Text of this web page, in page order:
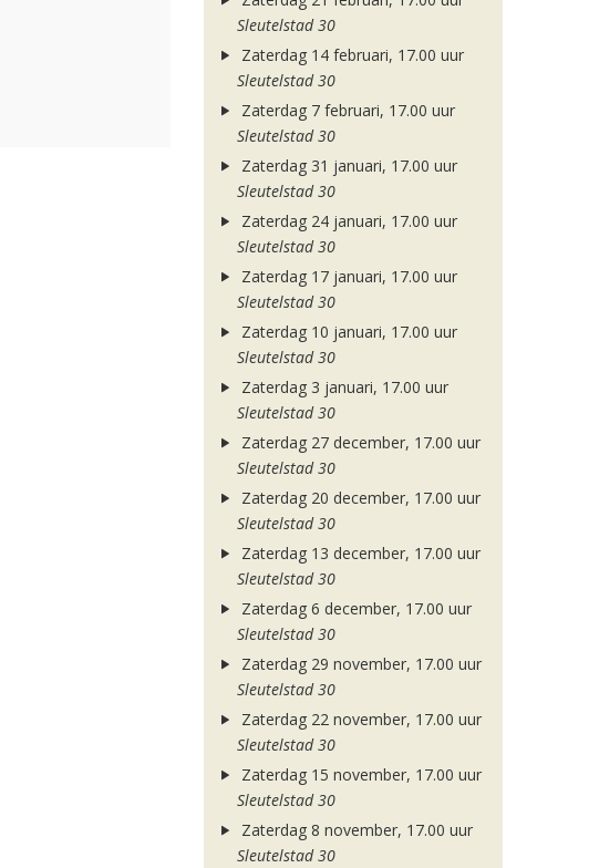
Sleutelstad 30
Zaterdag 14 februari, 17.00 uur
Sleutelstad 30
Zaterdag 7 februari, 17.00 uur
Sleutelstad 30
Zaterdag 31 januari, 17.00 uur
Sleutelstad 30
Zaterdag 24 januari, 17.00 uur
Sleutelstad 30
Zaterdag 17 januari, 17.00 uur
Sleutelstad 30
Zaterdag 10 januari, 17.00 uur
Sleutelstad 30
Zaterdag 3 januari, 17.00 uur
Sleutelstad 30
Zaterdag 27 december, 17.00 uur
Sleutelstad 30
Zaterdag 20 december, 17.00 uur
Sleutelstad 30
Zaterdag 13 december, 17.00 uur
Sleutelstad 30
Zaterdag 6 december, 17.00 uur
Sleutelstad 30
Zaterdag 29 november, 17.00 uur
Sleutelstad 30
Zaterdag 22 november, 17.00 uur
Sleutelstad 30
Zaterdag 15 november, 17.00 uur
Sleutelstad 30
Zaterdag 8 november, 17.00 uur
Sleutelstad 30